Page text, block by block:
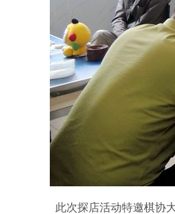
此次探店活动特邀棋协